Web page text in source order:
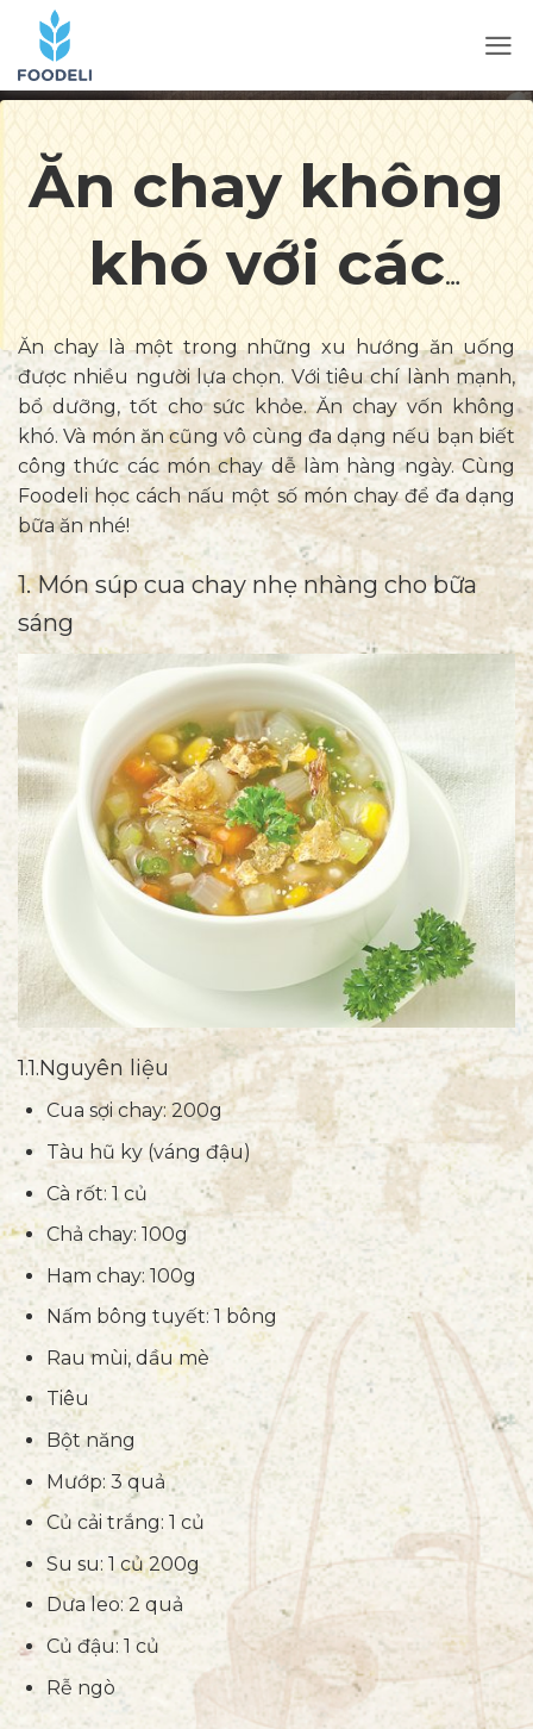
Ăn chay không
khó với các
món ăn chay
dễ làm hàng
ngày
Ăn chay là một trong những xu hướng ăn uống
được nhiều người lựa chọn. Với tiêu chí lành mạnh,
bổ dưỡng, tốt cho sức khỏe. Ăn chay vốn không
khó. Và món ăn cũng vô cùng đa dạng nếu bạn biết
công thức các món chay dễ làm hàng ngày. Cùng
Foodeli học cách nấu một số món chay để đa dạng
bữa ăn nhé!
1. Món súp cua chay nhẹ nhàng cho bữa
sáng
1.1.Nguyên liệu
Cua sợi chay: 200g
Tàu hũ ky (váng đậu)
Cà rốt: 1 củ
Chả chay: 100g
Ham chay: 100g
Nấm bông tuyết: 1 bông
Rau mùi, dầu mè
Tiêu
Bột năng
Mướp: 3 quả
Củ cải trắng: 1 củ
Su su: 1 củ 200g
Dưa leo: 2 quả
Củ đậu: 1 củ
Rễ ngò